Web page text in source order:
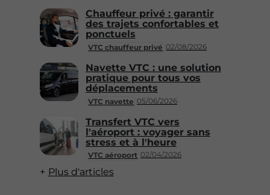
VTC chauffeur privé 02/08/2026
Chauffeur privé : garantir
des trajets confortables et
ponctuels
VTC navette 05/06/2026
Navette VTC : une solution
pratique pour tous vos
déplacements
VTC aéroport 02/04/2026
Transfert VTC vers
l'aéroport : voyager sans
stress et à l'heure
Plus d'articles